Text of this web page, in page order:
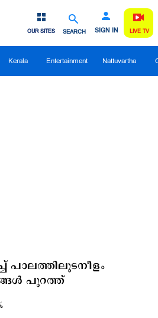
SEARCH SIGN IN
OUR SITES LIVE TV
Kerala Entertainment Nattuvartha
പാലത്തിലുടനീളം
പുറത്ത്